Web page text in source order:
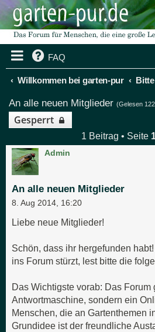
FAQ
Willkommen bei garten-pur
An alle neuen Mitglieder (Gelesen
Gesperrt
1 Beitrag • Seite
Admin
An alle neuen Mitglieder
8. Aug 2014, 16:20
Liebe neue Mitglieder!
Schön, dass ihr hergefunden
ins Forum stürzt, lest bitte die
Das Wichtigste vorab: Das Forum
Antwortmaschine, sondern ein
Menschen, die an Gartenthemen
Grundidee ist der freundliche